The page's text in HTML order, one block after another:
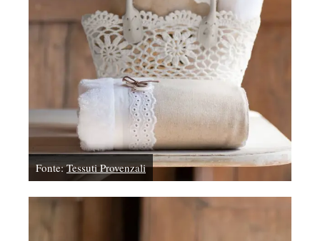
Fonte:Tessuti Provenzali